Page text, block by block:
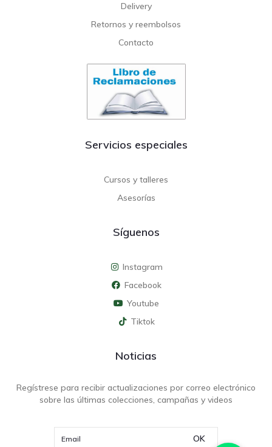
Delivery
Retornos y reembolsos
Contacto
Servicios especiales
Cursos y talleres
Asesorías
Síguenos
Instagram
Facebook
Youtube
Tiktok
Noticias
Regístrese para recibir actualizaciones por correo electrónico
sobre las últimas colecciones, campañas y videos
OK